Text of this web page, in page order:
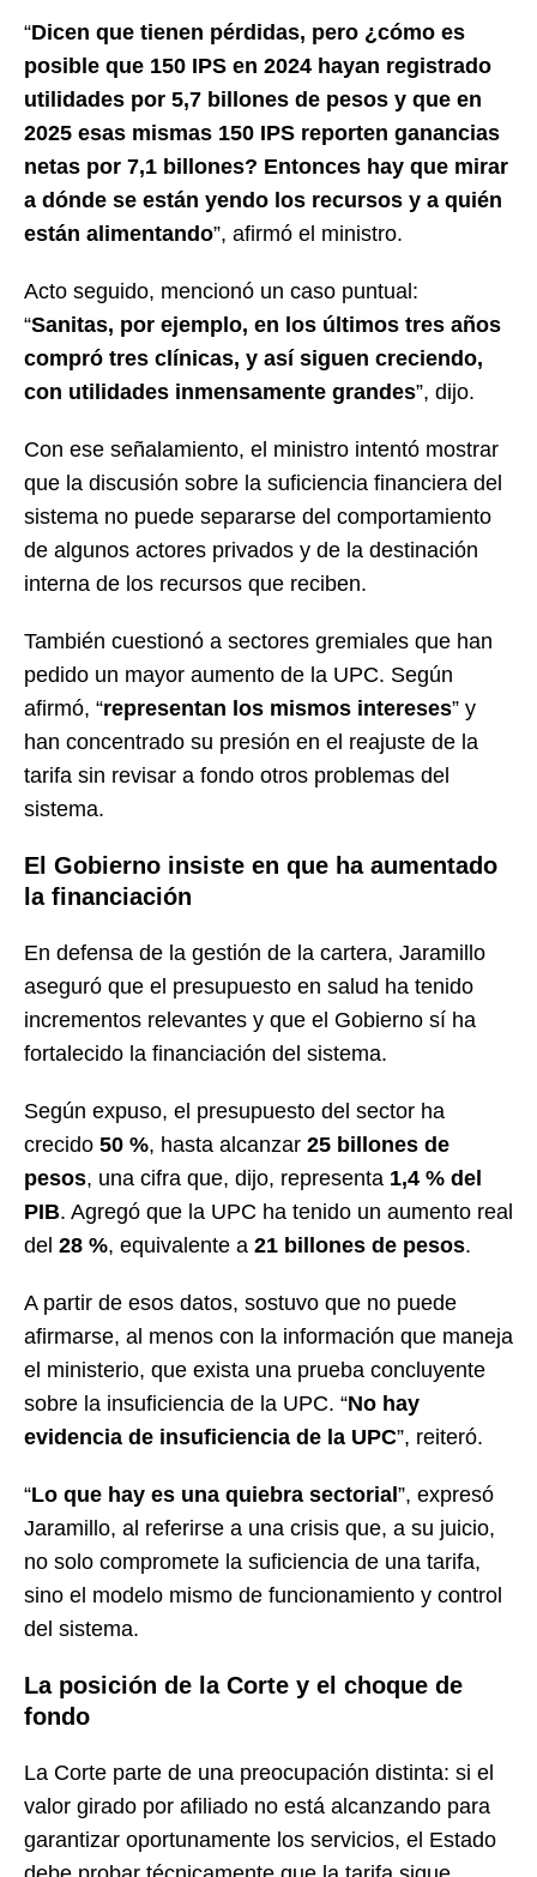
“Dicen que tienen pérdidas, pero ¿cómo es
posible que 150 IPS en 2024 hayan registrado
utilidades por 5,7 billones de pesos y que en
2025 esas mismas 150 IPS reporten ganancias
netas por 7,1 billones? Entonces hay que mirar
a dónde se están yendo los recursos y a quién
están alimentando”, afirmó el ministro.
Acto seguido, mencionó un caso puntual:
“Sanitas, por ejemplo, en los últimos tres años
compró tres clínicas, y así siguen creciendo,
con utilidades inmensamente grandes”, dijo.
Con ese señalamiento, el ministro intentó mostrar
que la discusión sobre la suficiencia financiera del
sistema no puede separarse del comportamiento
de algunos actores privados y de la destinación
interna de los recursos que reciben.
También cuestionó a sectores gremiales que han
pedido un mayor aumento de la UPC. Según
afirmó, “representan los mismos intereses” y
han concentrado su presión en el reajuste de la
tarifa sin revisar a fondo otros problemas del
sistema.
El Gobierno insiste en que ha aumentado
la financiación
En defensa de la gestión de la cartera, Jaramillo
aseguró que el presupuesto en salud ha tenido
incrementos relevantes y que el Gobierno sí ha
fortalecido la financiación del sistema.
Según expuso, el presupuesto del sector ha
crecido 50 %, hasta alcanzar 25 billones de
pesos, una cifra que, dijo, representa 1,4 % del
PIB. Agregó que la UPC ha tenido un aumento real
del 28 %, equivalente a 21 billones de pesos.
A partir de esos datos, sostuvo que no puede
afirmarse, al menos con la información que maneja
el ministerio, que exista una prueba concluyente
sobre la insuficiencia de la UPC. “No hay
evidencia de insuficiencia de la UPC”, reiteró.
“Lo que hay es una quiebra sectorial”, expresó
Jaramillo, al referirse a una crisis que, a su juicio,
no solo compromete la suficiencia de una tarifa,
sino el modelo mismo de funcionamiento y control
del sistema.
La posición de la Corte y el choque de
fondo
La Corte parte de una preocupación distinta: si el
valor girado por afiliado no está alcanzando para
garantizar oportunamente los servicios, el Estado